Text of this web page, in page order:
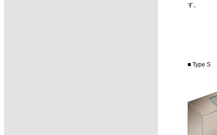
す。
■ Type S